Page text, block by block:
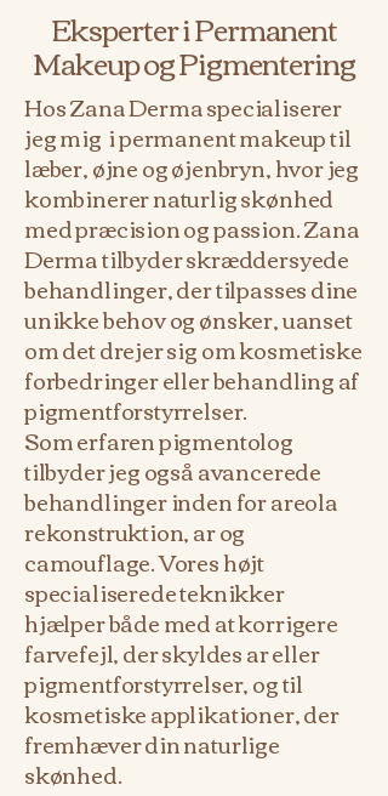
Eksperter i Permanent
Makeup og Pigmentering
Hos Zana Derma specialiserer
jeg mig i permanent makeup til
læber, øjne og øjenbryn, hvor jeg
kombinerer naturlig skønhed
med præcision og passion. Zana
Derma tilbyder skræddersyede
behandlinger, der tilpasses dine
unikke behov og ønsker, uanset
om det drejer sig om kosmetiske
forbedringer eller behandling af
pigmentforstyrrelser.
Som erfaren pigmentolog
tilbyder jeg også avancerede
behandlinger inden for areola
rekonstruktion, ar og
camouflage. Vores højt
specialiserede teknikker
hjælper både med at korrigere
farvefejl, der skyldes ar eller
pigmentforstyrrelser, og til
kosmetiske applikationer, der
fremhæver din naturlige
skønhed.